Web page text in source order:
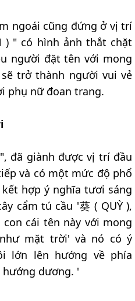
ngoái cũng đứng ở vị trí
) " có hình ảnh thắt chặt
người đặt tên với mong
trở thành người vui vẻ
phụ nữ đoan trang.
đã giành được vị trí đầu
và có một mức độ phổ
hợp ý nghĩa tươi sáng
cẩm tú cầu '葵 ( QUỲ ),
cái tên này với mong
mặt trời' và nó có ý
lớn lên hướng về phía
dương. '